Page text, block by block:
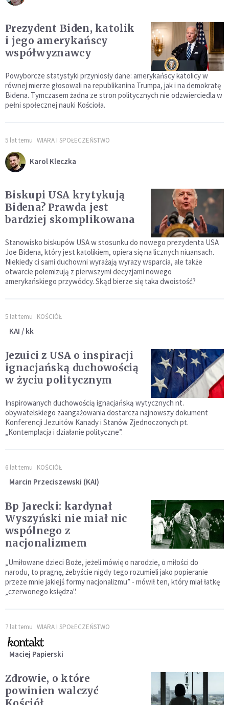
Prezydent Biden, katolik
i jego amerykańscy
współwyznawcy
Powyborcze statystyki przyniosły dane: amerykańscy katolicy w
równej mierze głosowali na republikanina Trumpa, jak i na demokratę
Bidena. Tymczasem żadna ze stron politycznych nie odzwierciedla w
pełni społecznej nauki Kościoła.
5 lat temu WIARA I SPOŁECZEŃSTWO
Karol Kleczka
Biskupi USA krytykują
Bidena? Prawda jest
bardziej skomplikowana
Stanowisko biskupów USA w stosunku do nowego prezydenta USA
Joe Bidena, który jest katolikiem, opiera się na licznych niuansach.
Niekiedy ci sami duchowni wyrażają wyrazy wsparcia, ale także
otwarcie polemizują z pierwszymi decyzjami nowego
amerykańskiego przywódcy. Skąd bierze się taka dwoistość?
5 lat temu KOŚCIÓŁ
KAI / kk
Jezuici z USA o inspiracji
ignacjańską duchowością
w życiu politycznym
Inspirowanych duchowością ignacjańską wytycznych nt.
obywatelskiego zaangażowania dostarcza najnowszy dokument
Konferencji Jezuitów Kanady i Stanów Zjednoczonych pt.
„Kontemplacja i działanie polityczne”.
6 lat temu KOŚCIÓŁ
Marcin Przeciszewski (KAI)
Bp Jarecki: kardynał
Wyszyński nie miał nic
wspólnego z
nacjonalizmem
„Umiłowane dzieci Boże, jeżeli mówię o narodzie, o miłości do
narodu, to pragnę, żebyście nigdy tego rozumieli jako popieranie
przeze mnie jakiejś formy nacjonalizmu” - mówił ten, który miał łatkę
„czerwonego księdza".
7 lat temu WIARA I SPOŁECZEŃSTWO
Maciej Papierski
Zdrowie, o które
powinien walczyć